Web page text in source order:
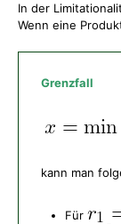
In der
Wenn eine
Grenzfall
kann man
Für